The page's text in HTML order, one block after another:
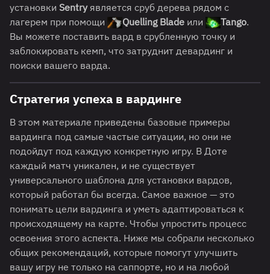
установки Sentry является сруб дерева рядом с
лагерем при помощи
Quelling Blade или Tango.
Вы можете поставить вард в срубленную точку и
заблокировать кемп, что затруднит девардинг и
поиски вашего варда.
Стратегия успеха в вардинге
В этом материале приведены базовые примеры
вардинга под самые частые ситуации, но они не
подойдут под каждую конкретную игру. В Доте
каждый матч уникален, и не существует
универсального шаблона для установки вардов,
который работал бы всегда. Самое важное — это
понимать цели вардинга и уметь адаптироваться к
происходящему на карте. Чтобы упростить процесс
освоения этого аспекта. Ниже мы собрали несколько
общих рекомендаций, которые помогут улучшить
вашу игру не только на саппорте, но и на любой